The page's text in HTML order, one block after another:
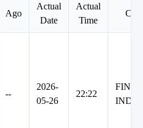
Ago
Actual
Date
Actual
Time
--
2026-
05-26
22:22